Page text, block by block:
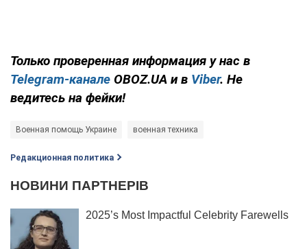
Только проверенная информация у нас в
Telegram-канале OBOZ.UA и в Viber. Не
ведитесь на фейки!
Военная помощь Украине военная техника
Редакционная политика